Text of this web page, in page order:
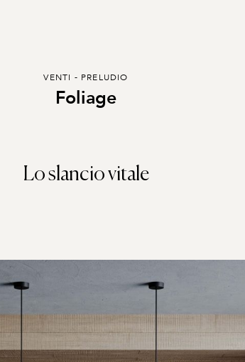
VENTI - PRELUDIO
Foliage
Lo slancio vitale